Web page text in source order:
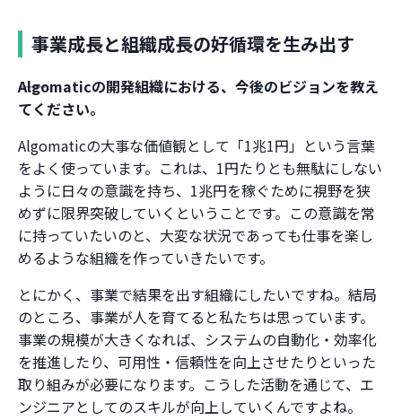
事業成長と組織成長の好循環を生み出す
――Algomaticの開発組織における、今後のビジョンを教え
てください。
Algomaticの大事な価値観として「1兆1円」という言葉
をよく使っています。これは、1円たりとも無駄にしない
ように日々の意識を持ち、1兆円を稼ぐために視野を狭
めずに限界突破していくということです。この意識を常
に持っていたいのと、大変な状況であっても仕事を楽し
めるような組織を作っていきたいです。
とにかく、事業で結果を出す組織にしたいですね。結局
のところ、事業が人を育てると私たちは思っています。
事業の規模が大きくなれば、システムの自動化・効率化
を推進したり、可用性・信頼性を向上させたりといった
取り組みが必要になります。こうした活動を通じて、エ
ンジニアとしてのスキルが向上していくんですよね。